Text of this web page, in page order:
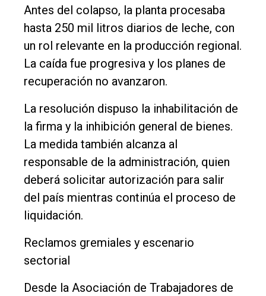
Antes del colapso, la planta procesaba
hasta 250 mil litros diarios de leche, con
un rol relevante en la producción regional.
La caída fue progresiva y los planes de
recuperación no avanzaron.
La resolución dispuso la inhabilitación de
la firma y la inhibición general de bienes.
La medida también alcanza al
responsable de la administración, quien
deberá solicitar autorización para salir
del país mientras continúa el proceso de
liquidación.
Reclamos gremiales y escenario
sectorial
Desde la Asociación de Trabajadores de